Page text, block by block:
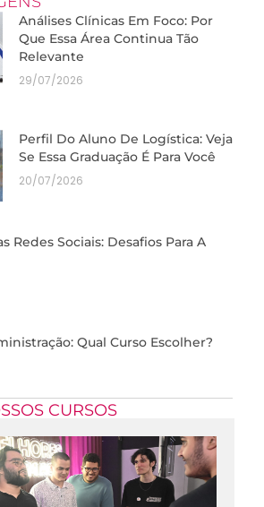
Análises Clínicas Em Foco: Por
Que Essa Área Continua Tão
Relevante
29/07/2026
Perfil Do Aluno De Logística: Veja
Se Essa Graduação É Para Você
20/07/2026
Redes Sociais: Desafios Para A
Qual Curso Escolher?
CURSOS